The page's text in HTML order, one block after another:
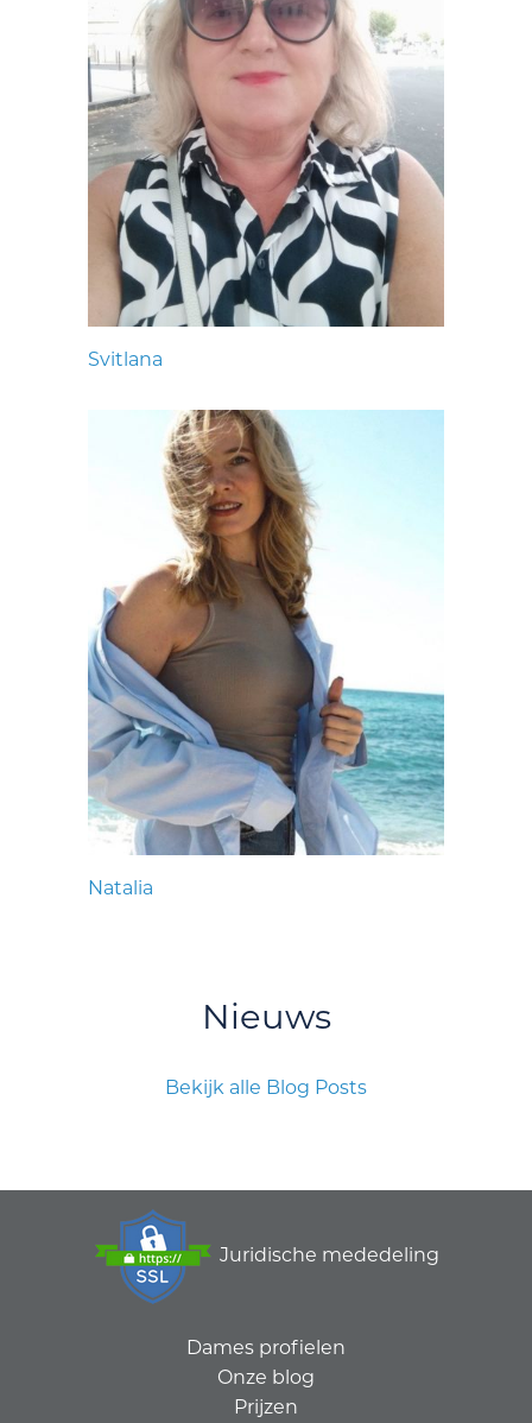
Svitlana
Natalia
Nieuws
Bekijk alle Blog Posts
Juridische mededeling
Dames profielen
Onze blog
Prijzen